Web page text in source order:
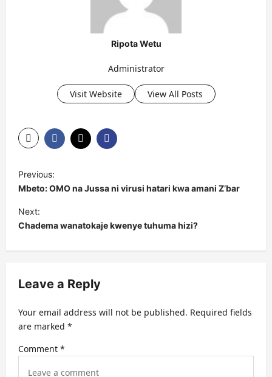
Ripota Wetu
Administrator
Visit Website View All Posts
o
s
t
v
g
t
Previous:
Mbeto: OMO na Jussa ni virusi hatari kwa amani Z’bar
Next:
Chadema wanatokaje kwenye tuhuma hizi?
Leave a Reply
Your email address will not be published. Required fields
are marked *
Comment *